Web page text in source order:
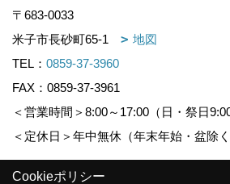
〒683-0033
米子市長砂町65-1
地図
TEL： 0859-37-3960
FAX：0859-37-3961
＜営業時間＞8:00～17:00（日・祭日
＜定休日＞年中無休（年末年始・盆除く
Cookieポリシー